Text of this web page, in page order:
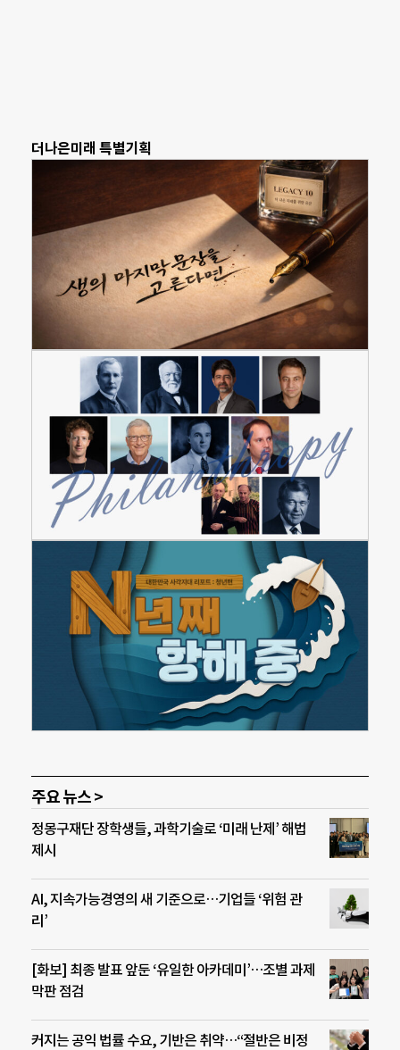
더나은미래 특별기획
주요 뉴스 >
정몽구재단 장학생들, 과학기술로 ‘미래 난제’ 해법
제시
AI, 지속가능경영의 새 기준으로…기업들 ‘위험 관
리’
[화보] 최종 발표 앞둔 ‘유일한 아카데미’…조별 과제
막판 점검
커지는 공익 법률 수요, 기반은 취약…“절반은 비정